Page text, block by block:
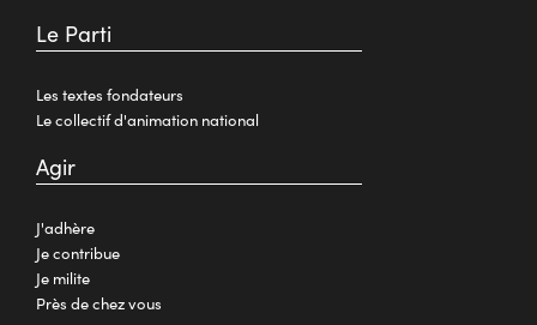
Le Parti
Les textes fondateurs
Le collectif d'animation national
Agir
J'adhère
Je contribue
Je milite
Près de chez vous